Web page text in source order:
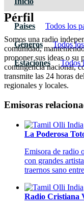
Paises Todos los
Géneros Todos
Estaciones Todos
Pérfil
Somos una radio
comunidad,
proponer sus ideas o su
contingencia nacional,
transmite las 24 horas
regionales y locales.
Emisoras
La Poderosa
Emisora de radio
con grandes
traernos sano
Radio Cristiana